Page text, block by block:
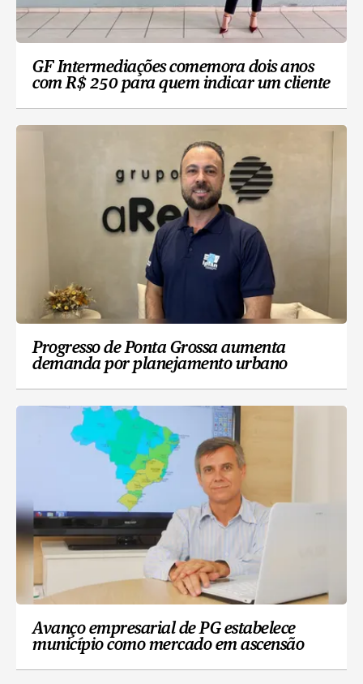
GF Intermediações comemora dois anos
com R$ 250 para quem indicar um cliente
Progresso de Ponta Grossa aumenta
demanda por planejamento urbano
Avanço empresarial de PG estabelece
município como mercado em ascensão